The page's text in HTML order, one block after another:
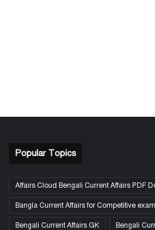
Popular Topics
Affairs Cloud Bengali Current Affairs PDF
Bangla Current Affairs for Competitive
Bengali Current Affairs GK Bengali